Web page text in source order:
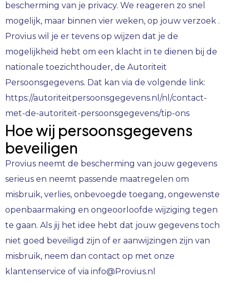
bescherming van je privacy. We reageren zo snel
mogelijk, maar binnen vier weken, op jouw verzoek .
Provius wil je er tevens op wijzen dat je de
mogelijkheid hebt om een klacht in te dienen bij de
nationale toezichthouder, de Autoriteit
Persoonsgegevens. Dat kan via de volgende link:
https://autoriteitpersoonsgegevens.nl/nl/contact-
met-de-autoriteit-persoonsgegevens/tip-ons
Hoe wij persoonsgegevens
beveiligen
Provius neemt de bescherming van jouw gegevens
serieus en neemt passende maatregelen om
misbruik, verlies, onbevoegde toegang, ongewenste
openbaarmaking en ongeoorloofde wijziging tegen
te gaan. Als jij het idee hebt dat jouw gegevens toch
niet goed beveiligd zijn of er aanwijzingen zijn van
misbruik, neem dan contact op met onze
klantenservice of via info@Provius.nl